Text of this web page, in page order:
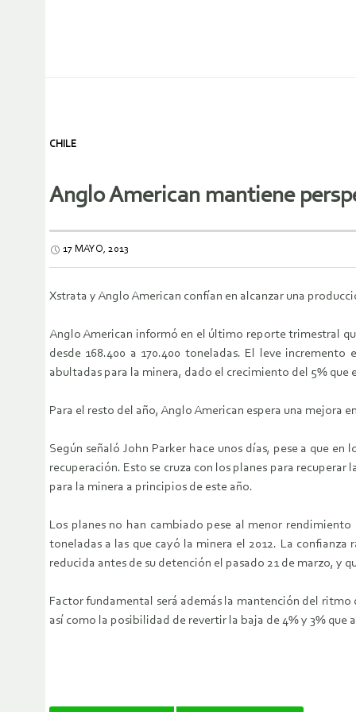
CHILE
Anglo American mantiene
17 MAYO, 2013
Xstrata y Anglo American confían en alcanzar una
Anglo American informó en el último reporte trimestral
desde 168.400 a 170.400 toneladas. El leve
abultadas para la minera, dado el crecimiento del 5%
Para el resto del año, Anglo American espera una mejora
Según señaló John Parker hace unos días, pese a que
recuperación. Esto se cruza con los planes para
para la minera a principios de este año.
Los planes no han cambiado pese al menor
toneladas a las que cayó la minera el 2012. La
reducida antes de su detención el pasado 21 de marzo, y
Factor fundamental será además la mantención del ritmo
así como la posibilidad de revertir la baja de 4% y 3%